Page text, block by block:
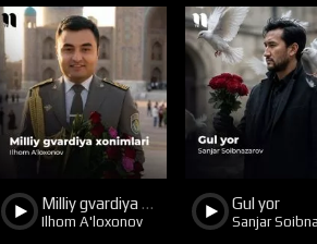
23 6
Milliy gvardiya xonimlari
Ilhom A'loxonov
17
Gul yor